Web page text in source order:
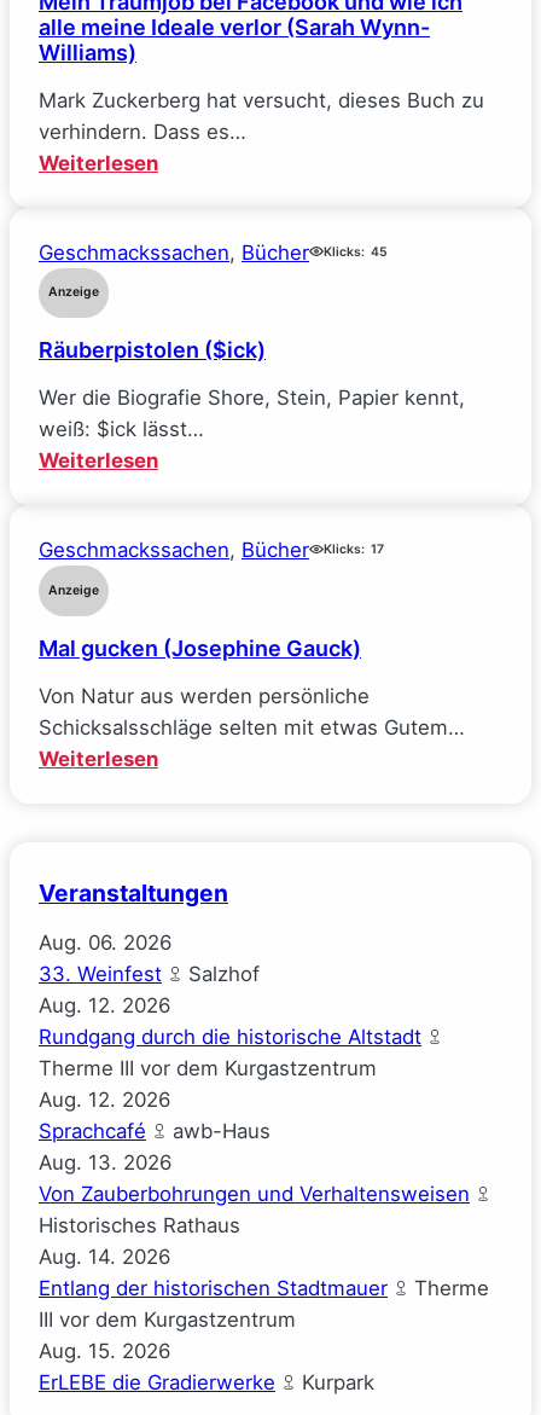
Kennedy)
alle meine Ideale verlor (Sarah Wynn-
Williams)
Mark Zuckerberg hat versucht, dieses Buch zu
verhindern. Dass es…
Weiterlesen:
bei
wie
alle
meine
Ideale
(Sarah
Geschmackssachen, Bücher Klicks: 45
Anzeige
Räuberpistolen ($ick)
Wer die Biografie Shore, Stein, Papier kennt,
weiß: $ick lässt…
Weiterlesen:
Geschmackssachen, Bücher Klicks: 17
Anzeige
Mal gucken (Josephine Gauck)
Von Natur aus werden persönliche
Schicksalsschläge selten mit etwas Gutem…
Weiterlesen:
Gauck)
Veranstaltungen
Aug. 06. 2026
33. Weinfest
Salzhof
Aug. 12. 2026
Rundgang durch die historische Altstadt
Therme III vor dem Kurgastzentrum
Aug. 12. 2026
Sprachcafé
awb-Haus
Aug. 13. 2026
Von Zauberbohrungen und Verhaltensweisen
Historisches Rathaus
Aug. 14. 2026
Entlang der historischen Stadtmauer
Therme
III vor dem Kurgastzentrum
Aug. 15. 2026
ErLEBE die Gradierwerke
Kurpark